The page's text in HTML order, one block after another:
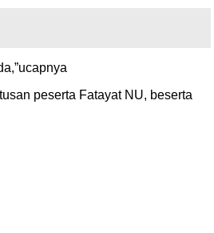
peserta Fatayat NU, beserta